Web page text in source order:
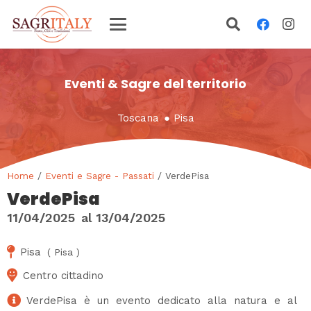
Eventi & Sagre del territorio
Toscana ● Pisa
Home / Eventi e Sagre - Passati / VerdePisa
VerdePisa
11/04/2025 al 13/04/2025
Pisa ( Pisa )
Centro cittadino
VerdePisa è un evento dedicato alla natura e al